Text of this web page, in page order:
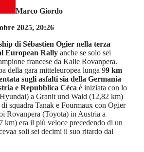
Marco Giordo
2025, 20:26
di Sébastien Ogier nella terza
European Rally anche se solo sei
francese da Kalle Rovanpera.
della gara mitteleuropea lunga 99 km
sugli asfalti sia della Germania
e Repubblica Céca è iniziata con lo
a Granit und Wald (12,82 km)
squadra Tanak e Fourmaux con Ogier
Rovanpera (Toyota) in Austria a
km) era il più veloce precedendo di un
soli sei decimi il suo ritardo dal